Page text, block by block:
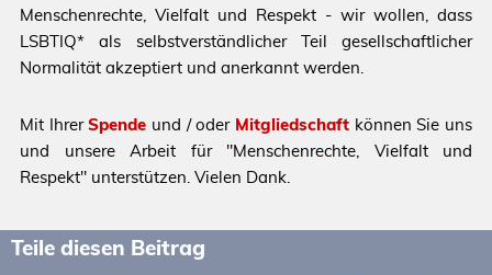
Menschenrechte, Vielfalt und Respekt - wir wollen, dass
LSBTIQ* als selbstverständlicher Teil gesellschaftlicher
Normalität akzeptiert und anerkannt werden.
Mit IhrerSpende und / oder Mitgliedschaft können Sie uns
und unsere Arbeit für "Menschenrechte, Vielfalt und
Respekt" unterstützen. Vielen Dank.
Teile diesen Beitrag